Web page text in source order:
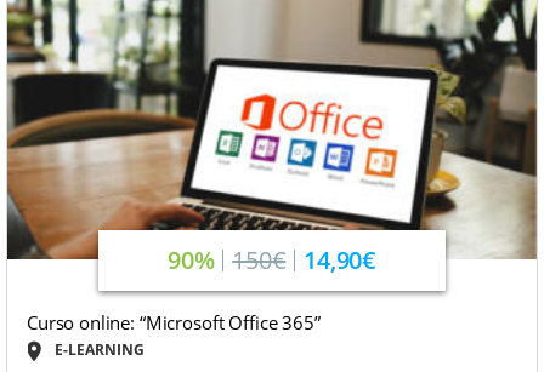
90% 150€ 14,90€
Curso online: “Microsoft Office 365”
E-LEARNING